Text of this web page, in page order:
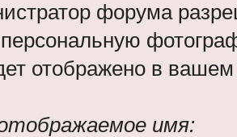
форума
отображено в
имя: